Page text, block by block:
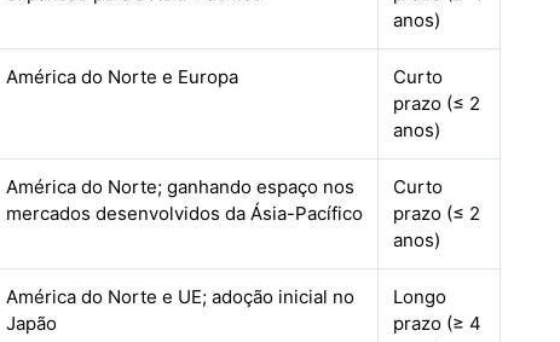
anos)
América do Norte e Europa
Curto
prazo (≤ 2
anos)
América do Norte; ganhando espaço nos
mercados desenvolvidos da Ásia-Pacífico
Curto
prazo (≤ 2
anos)
América do Norte e UE; adoção inicial no
Japão
Longo
prazo (≥ 4